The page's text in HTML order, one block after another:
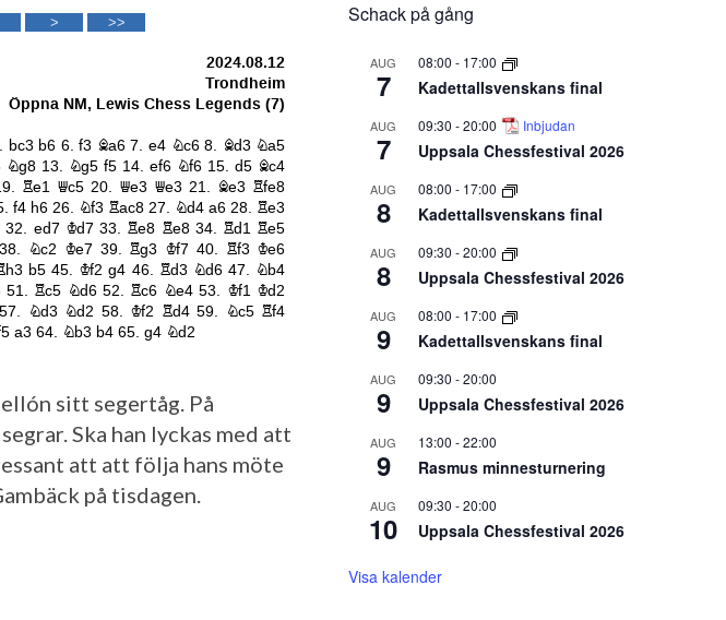
sitt segertåg. På
Ska han lyckas med att
att att följa hans möte
på tisdagen.
Schack på gång
AUG
7
08:00 - 17:00
Kadettallsvenskans final
AUG
7
09:30 -20:00 Inbjudan
Uppsala Chessfestival 2026
AUG
8
08:00 - 17:00
Kadettallsvenskans final
AUG
8
09:30 -20:00
Uppsala Chessfestival 2026
AUG
9
08:00 - 17:00
Kadettallsvenskans final
AUG
9
09:30 -20:00
Uppsala Chessfestival 2026
AUG
9
13:00 -22:00
Rasmus minnesturnering
AUG
10
09:30 -20:00
Uppsala Chessfestival 2026
Visa kalender